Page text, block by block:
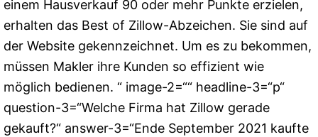
einem Hausverkauf 90 oder mehr Punkte erzielen,
erhalten das Best of Zillow-Abzeichen. Sie sind auf
der Website gekennzeichnet. Um es zu bekommen,
müssen Makler ihre Kunden so effizient wie
möglich bedienen. “ image-2=““ headline-3=“p“
question-3=“Welche Firma hat Zillow gerade
gekauft?“ answer-3=“Ende September 2021 kaufte